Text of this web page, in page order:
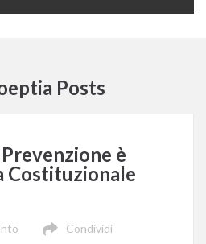
Posts
è
Costituzionale
Condividi